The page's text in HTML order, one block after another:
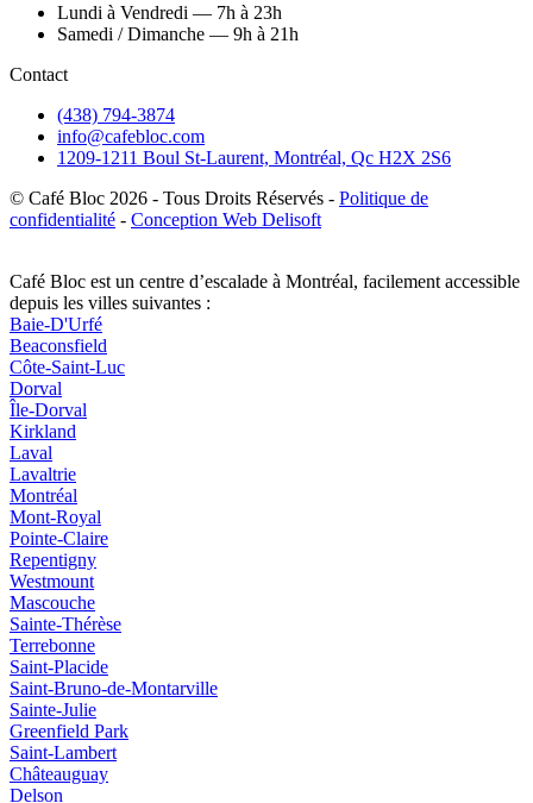
Lundi à Vendredi — 7h à 23h
Samedi / Dimanche — 9h à 21h
Contact
(438) 794-3874
info@cafebloc.com
1209-1211 Boul St-Laurent, Montréal, Qc H2X 2S6
© Café Bloc 2026 - Tous Droits Réservés - Politique de
confidentialité - Conception Web Delisoft
Café Bloc est un centre d’escalade à Montréal, facilement accessible
depuis les villes suivantes :
Baie-D'Urfé
Beaconsfield
Côte-Saint-Luc
Dorval
Île-Dorval
Kirkland
Laval
Lavaltrie
Montréal
Mont-Royal
Pointe-Claire
Repentigny
Westmount
Mascouche
Sainte-Thérèse
Terrebonne
Saint‑Placide
Saint-Bruno-de-Montarville
Sainte-Julie
Greenfield Park
Saint‑Lambert
Châteauguay
Delson